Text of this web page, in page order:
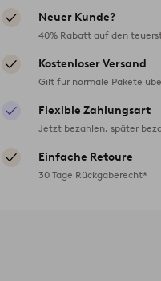
Neuer Kunde?
40% Rabatt auf den
Kostenloser Versand
Gilt für normale Pakete
Flexible Zahlungsart
Jetzt bezahlen, später
Einfache Retoure
30 Tage Rückgaberecht*